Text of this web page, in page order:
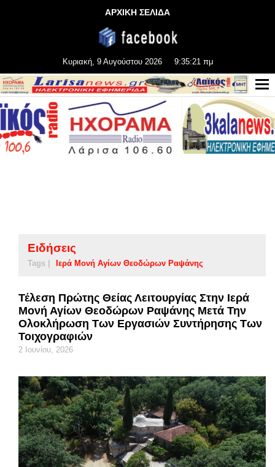
ΑΡΧΙΚΗ ΣΕΛΙΔΑ
Κυριακή, 9 Αυγούστου 2026 9:35:21 πμ
Ειδήσεις
Tags | Ιερά Μονή Αγίων Θεοδώρων Ραψάνης
Τέλεση Πρώτης Θείας Λειτουργίας Στην Ιερά
Μονή Αγίων Θεοδώρων Ραψάνης Μετά Την
Ολοκλήρωση Των Εργασιών Συντήρησης Των
Τοιχογραφιών
2 Ιουνίου, 2026